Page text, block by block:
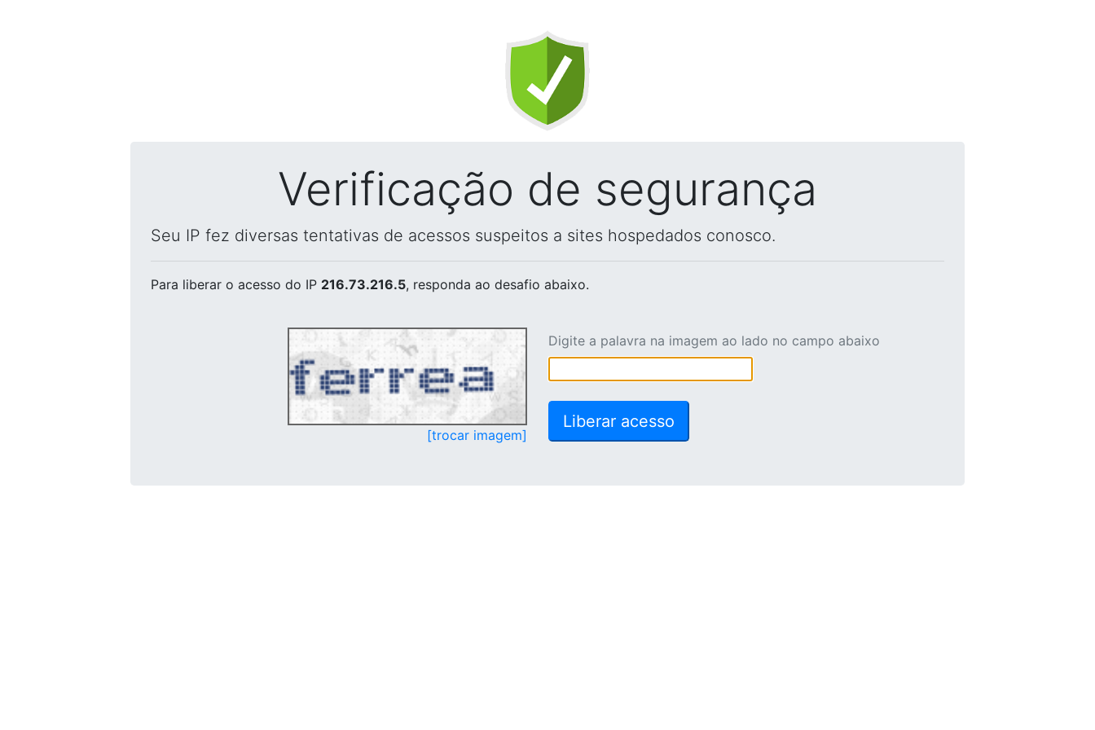
Verificação de segurança
Seu IP fez diversas tentativas de acessos suspeitos a sites hospedados conosco.
Para liberar o acesso do IP 216.73.216.5, responda ao desafio abaixo.
[trocar imagem]
Digite a palavra na imagem ao lado no campo abaixo